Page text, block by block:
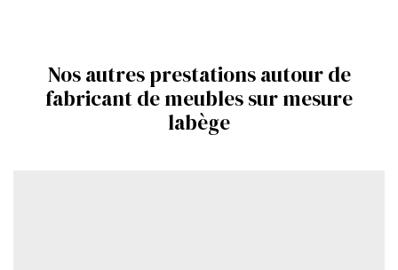
Nos autres prestations autour de
fabricant de meubles sur mesure
labège